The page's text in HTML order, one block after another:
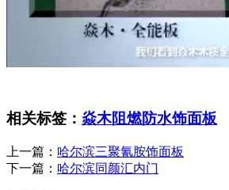
相关标签： 焱木阻燃防水饰面板
上一篇： 哈尔滨三聚氰胺饰面板
下一篇： 哈尔滨同颜汇内门